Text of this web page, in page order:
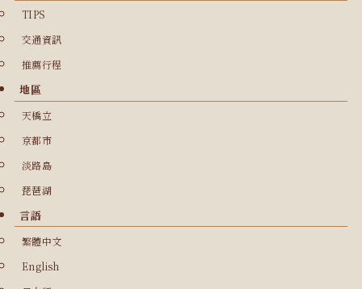
TIPS
交通資訊
推薦行程
地區
天橋立
京都市
淡路島
琵琶湖
言語
繁體中文
English